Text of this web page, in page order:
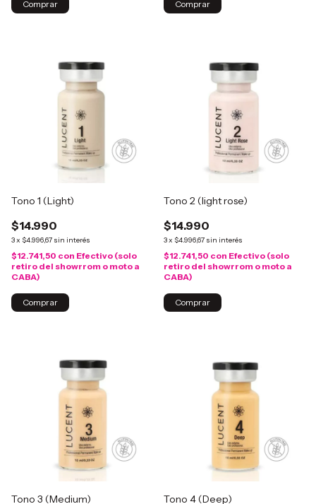
Comprar
Tono 1 (Light)
$14.990
3x $4.996,67 sin interés
$12.741,50 con Efectivo (solo
retiro del showrrom o moto a
CABA)
Tono 2 (light rose)
$14.990
3x $4.996,67 sin interés
$12.741,50 con Efectivo (solo
retiro del showrrom o moto a
CABA)
Tono 3 (Medium) Tono 4 (Deep)